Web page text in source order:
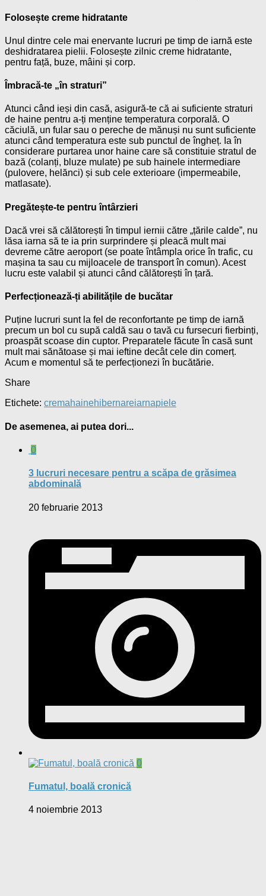
Folosește creme hidratante
Unul dintre cele mai enervante lucruri pe timp de iarnă este
deshidratarea pielii. Folosește zilnic creme hidratante,
pentru față, buze, mâini și corp.
Îmbracă-te „în straturi”
Atunci când ieși din casă, asigură-te că ai suficiente straturi
de haine pentru a-ți menține temperatura corporală. O
căciulă, un fular sau o pereche de mănuși nu sunt suficiente
atunci când temperatura este sub punctul de îngheț. Ia în
considerare purtarea unor haine care să constituie stratul de
bază (colanți, bluze mulate) pe sub hainele intermediare
(pulovere, helănci) și sub cele exterioare (impermeabile,
matlasate).
Pregătește-te pentru întârzieri
Dacă vrei să călătorești în timpul iernii către „țările calde”, nu
lăsa iarna să te ia prin surprindere și pleacă mult mai
devreme către aeroport (se poate întâmpla orice în trafic, cu
mașina ta sau cu mijloacele de transport în comun). Acest
lucru este valabil și atunci când călătorești în țară.
Perfecționează-ți abilitățile de bucătar
Puține lucruri sunt la fel de reconfortante pe timp de iarnă
precum un bol cu supă caldă sau o tavă cu fursecuri fierbinți,
proaspăt scoase din cuptor. Preparatele făcute în casă sunt
mult mai sănătoase și mai ieftine decât cele din comerț.
Acum e momentul să te perfecționezi în bucătărie.
Share
Etichete: cremahainehibernareiarnapiele
De asemenea, ai putea dori...
0
3 lucruri necesare pentru a scăpa de grăsimea
abdominală
20 februarie 2013
0
Fumatul, boală cronică
4 noiembrie 2013